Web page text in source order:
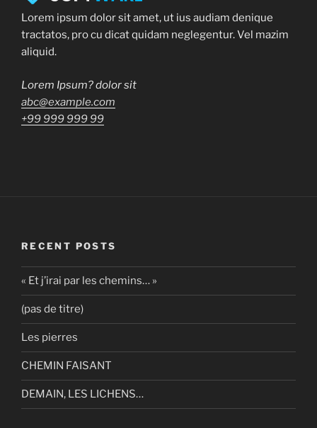
Lorem ipsum dolor sit amet, ut ius audiam denique
tractatos, pro cu dicat quidam neglegentur. Vel mazim
aliquid.
Lorem Ipsum? dolor sit
abc@example.com
+99 999 999 99
RECENT POSTS
« Et j’irai par les chemins… »
(pas de titre)
Les pierres
CHEMIN FAISANT
DEMAIN, LES LICHENS…